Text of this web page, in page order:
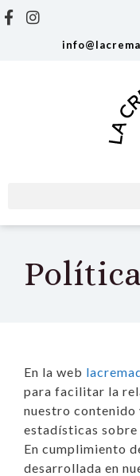
En la web
para facilitar la
nuestro
estadísticas sobre
En cumplimiento
desarrollada en